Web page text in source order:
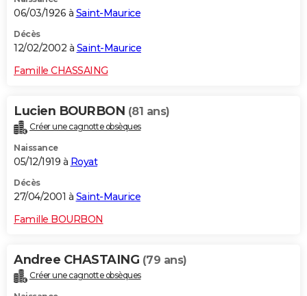
06/03/1926 à Saint-Maurice
Décès
12/02/2002 à Saint-Maurice
Famille CHASSAING
Lucien BOURBON (81 ans)
Créer une cagnotte obsèques
Naissance
05/12/1919 à Royat
Décès
27/04/2001 à Saint-Maurice
Famille BOURBON
Andree CHASTAING (79 ans)
Créer une cagnotte obsèques